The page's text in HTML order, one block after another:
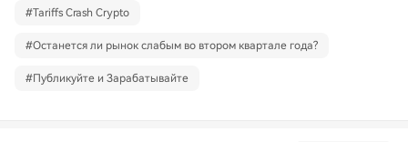
#Tariffs Crash Crypto
#Останется ли рынок слабым во втором квартале года?
#Публикуйте и Зарабатывайте